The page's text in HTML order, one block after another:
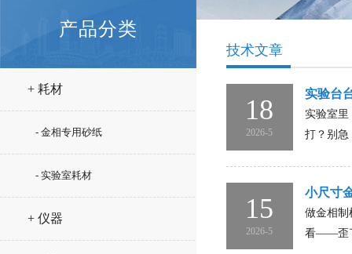
产品分类
+ 耗材
- 金相专用砂纸
- 实验室耗材
+ 仪器
技术文章
18
2026-5
实验台
实验室
打？别急
15
2026-5
小尺寸
做金相制
看——歪